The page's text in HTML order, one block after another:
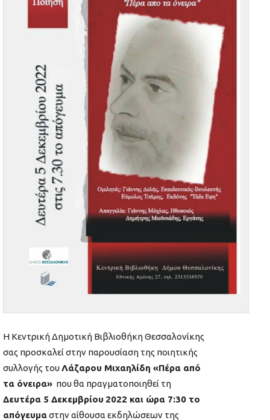
Η Κεντρική Δημοτική Βιβλιοθήκη Θεσσαλονίκης
σας προσκαλεί στην παρουσίαση της ποιητικής
συλλογής τουΛάζαρου Μιχαηλίδη «Πέρα από
τα όνειρα» που θα πραγματοποιηθεί τη
Δευτέρα 5 Δεκεμβρίου 2022 και ώρα 7:30 το
απόγευμαστην αίθουσα εκδηλώσεων της